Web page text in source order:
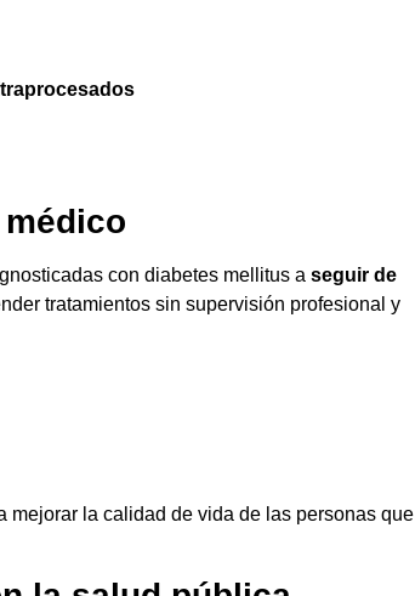
con diabetes mellitus a seguir de
tratamientos sin supervisión profesional y
la calidad de vida de las personas que